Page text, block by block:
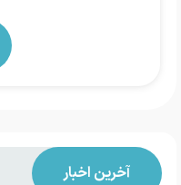
آخرین اخبار